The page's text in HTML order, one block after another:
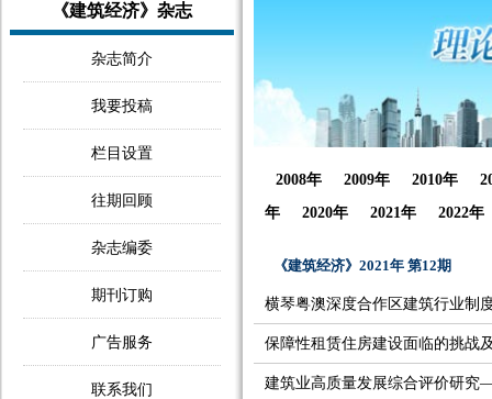
《建筑经济》杂志
杂志简介
我要投稿
栏目设置
往期回顾
杂志编委
期刊订购
广告服务
联系我们
2008年 2009年 2010年
年
2020年 2021年 2022年
《建筑经济》2021年 第12期
横琴粤澳深度合作区建筑行业制
保障性租赁住房建设面临的挑战
建筑业高质量发展综合评价研